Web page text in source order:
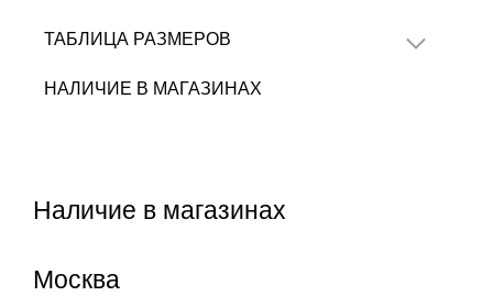
ТАБЛИЦА РАЗМЕРОВ
НАЛИЧИЕ В МАГАЗИНАХ
Наличие в магазинах
Москва